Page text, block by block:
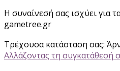
Η συναίνεσή σας ισχύει για
gametree.gr
Τρέχουσα κατάσταση σας:
Αλλάζοντας τη συγκατάθεσή